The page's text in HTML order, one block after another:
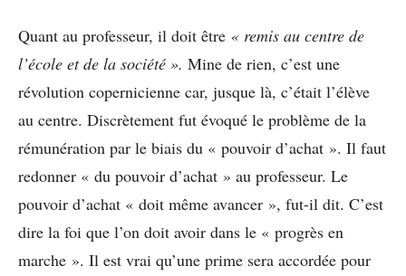
Quant au professeur, il doit être « remis au centre de
l’école et de la société ». Mine de rien, c’est une
révolution copernicienne car, jusque là, c’était l’élève
au centre. Discrètement fut évoqué le problème de la
rémunération par le biais du « pouvoir d’achat ». Il faut
redonner « du pouvoir d’achat » au professeur. Le
pouvoir d’achat « doit même avancer », fut-il dit. C’est
dire la foi que l’on doit avoir dans le « progrès en
marche ». Il est vrai qu’une prime sera accordée pour